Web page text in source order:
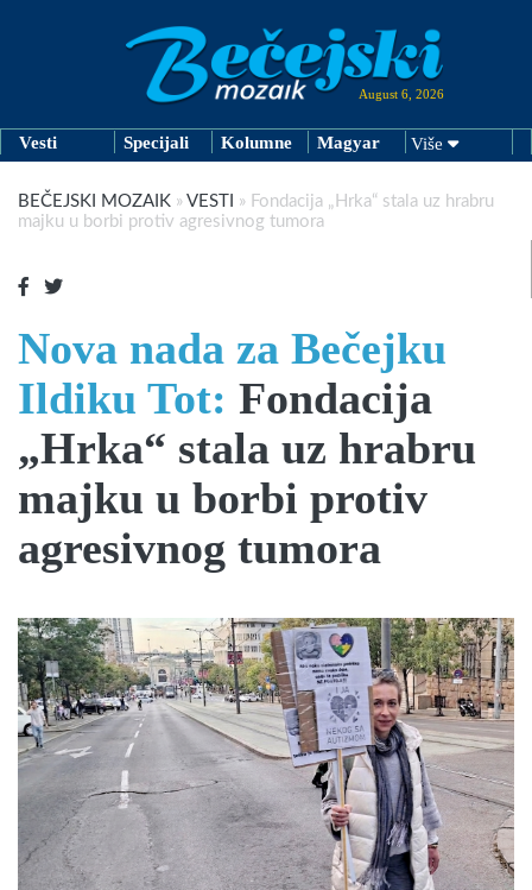
August 6, 2026
Vesti Specijali Kolumne Magyar Više
BEČEJSKI MOZAIK » VESTI » Fondacija „Hrka“ stala uz hrabru
majku u borbi protiv agresivnog tumora
Nova nada za Bečejku
Ildiku Tot: Fondacija
„Hrka“ stala uz hrabru
majku u borbi protiv
agresivnog tumora